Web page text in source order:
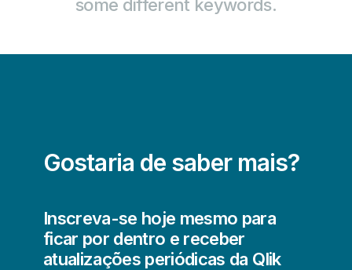
some different keywords.
Gostaria de saber mais?
Inscreva-se hoje mesmo para
ficar por dentro e receber
atualizações periódicas da Qlik